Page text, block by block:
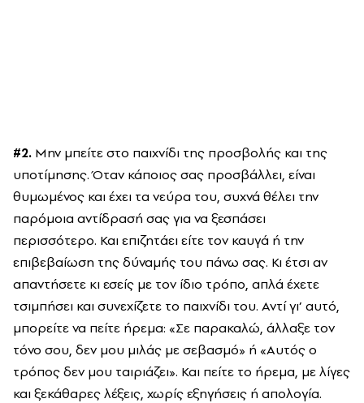
#2. Μην μπείτε στο παιχνίδι της προσβολής και της
υποτίμησης. Όταν κάποιος σας προσβάλλει, είναι
θυμωμένος και έχει τα νεύρα του, συχνά θέλει την
παρόμοια αντίδρασή σας για να ξεσπάσει
περισσότερο. Και επιζητάει είτε τον καυγά ή την
επιβεβαίωση της δύναμής του πάνω σας. Κι έτσι αν
απαντήσετε κι εσείς με τον ίδιο τρόπο, απλά έχετε
τσιμπήσει και συνεχίζετε το παιχνίδι του. Αντί γι’ αυτό,
μπορείτε να πείτε ήρεμα: «Σε παρακαλώ, άλλαξε τον
τόνο σου, δεν μου μιλάς με σεβασμό» ή «Αυτός ο
τρόπος δεν μου ταιριάζει». Και πείτε το ήρεμα, με λίγες
και ξεκάθαρες λέξεις, χωρίς εξηγήσεις ή απολογία.